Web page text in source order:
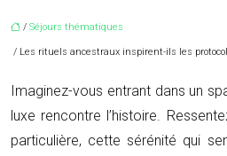
/ Séjours thématiques
/ Les rituels ancestraux inspirent-ils les
Imaginez-vous entrant dans un
luxe rencontre l’histoire.
particulière, cette sérénité qui